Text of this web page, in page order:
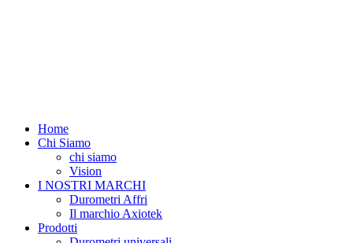
Home
Chi Siamo
chi siamo
Vision
I NOSTRI MARCHI
Durometri Affri
Il marchio Axiotek
Prodotti